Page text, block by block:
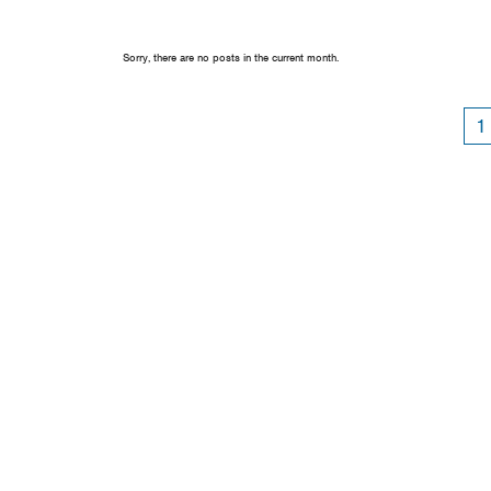
Sorry, there are no posts in the current month.
1